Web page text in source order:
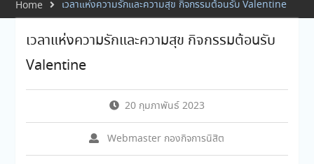
Home เวลาแห่งความรักและความสุข กิจกรรมต้อนรับ Valentine
เวลาแห่งความรักและความสุข กิจกรรมต้อนรับ
Valentine
20 กุมภาพันธ์ 2023
Webmaster กองกิจการนิสิต